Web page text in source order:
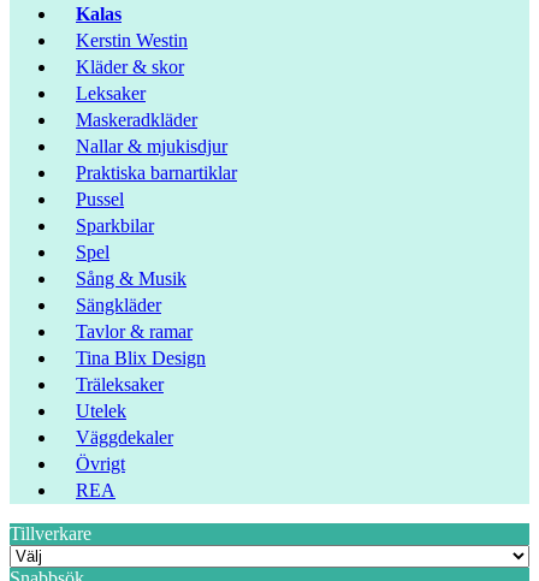
Kalas
Kerstin Westin
Kläder & skor
Leksaker
Maskeradkläder
Nallar & mjukisdjur
Praktiska barnartiklar
Pussel
Sparkbilar
Spel
Sång & Musik
Sängkläder
Tavlor & ramar
Tina Blix Design
Träleksaker
Utelek
Väggdekaler
Övrigt
REA
Tillverkare